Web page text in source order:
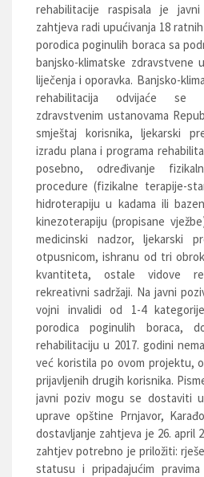
rehabilitacije raspisala je
zahtjeva radi upućivanja 18
porodica poginulih boraca sa
banjsko-klimatske zdravstvene
liječenja i oporavka. Banjsko-
rehabilitacija odvijaće se
zdravstvenim ustanovama
smještaj korisnika, ljekarski
izradu plana i programa
posebno, određivanje
procedure (fizikalne terapije-
hidroterapiju u kadama ili
kinezoterapiju (propisane
medicinski nadzor, ljekarski
otpusnicom, ishranu od tri
kvantiteta, ostale vidove
rekreativni sadržaji. Na javni
vojni invalidi od 1-4
porodica poginulih boraca,
rehabilitaciju u 2017. godini
već koristila po ovom projektu,
prijavljenih drugih korisnika.
javni poziv mogu se dostaviti
uprave opštine Prnjavor,
dostavljanje zahtjeva je 26. april
zahtjev potrebno je priložiti:
statusu i pripadajućim